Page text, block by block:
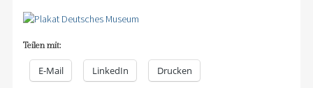
Teilen mit:
E-Mail LinkedIn Drucken